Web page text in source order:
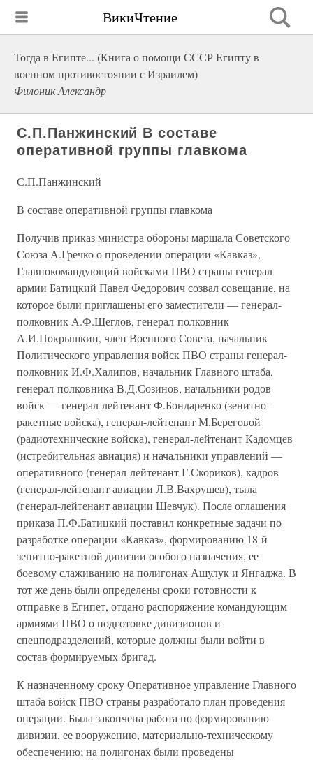
ВикиЧтение
Тогда в Египте... (Книга о помощи СССР Египту в
военном противостоянии с Израилем)
Филоник Александр
С.П.Панжинский В составе
оперативной группы главкома
С.П.Панжинский
В составе оперативной группы главкома
Получив приказ министра обороны маршала Советского
Союза А.Гречко о проведении операции «Кавказ»,
Главнокомандующий войсками ПВО страны генерал
армии Батицкий Павел Федорович созвал совещание, на
которое были приглашены его заместители — генерал-
полковник А.Ф.Щеглов, генерал-полковник
А.И.Покрышкин, член Военного Совета, начальник
Политического управления войск ПВО страны генерал-
полковник И.Ф.Халипов, начальник Главного штаба,
генерал-полковника В.Д.Созинов, начальники родов
войск — генерал-лейтенант Ф.Бондаренко (зенитно-
ракетные войска), генерал-лейтенант М.Береговой
(радиотехнические войска), генерал-лейтенант Кадомцев
(истребительная авиация) и начальники управлений —
оперативного (генерал-лейтенант Г.Скориков), кадров
(генерал-лейтенант авиации Л.В.Вахрушев), тыла
(генерал-лейтенант авиации Шевчук). После оглашения
приказа П.Ф.Батицкий поставил конкретные задачи по
разработке операции «Кавказ», формированию 18-й
зенитно-ракетной дивизии особого назначения, ее
боевому слаживанию на полигонах Ашулук и Янгаджа. В
тот же день были определены сроки готовности к
отправке в Египет, отдано распоряжение командующим
армиями ПВО о подготовке дивизионов и
спецподразделений, которые должны были войти в
состав формируемых бригад.
К назначенному сроку Оперативное управление Главного
штаба войск ПВО страны разработало план проведения
операции. Была закончена работа по формированию
дивизии, ее вооружению, материально-техническому
обеспечению; на полигонах были проведены